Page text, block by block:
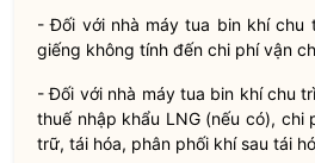
- Đối với nhà máy tua bin khí chu
giếng không tính đến chi phívận
- Đối với nhà máy tua bin khí chu
thuế nhập khẩu LNG (nếu có), chi
trữ, tái hóa, phân phối khí sau tái